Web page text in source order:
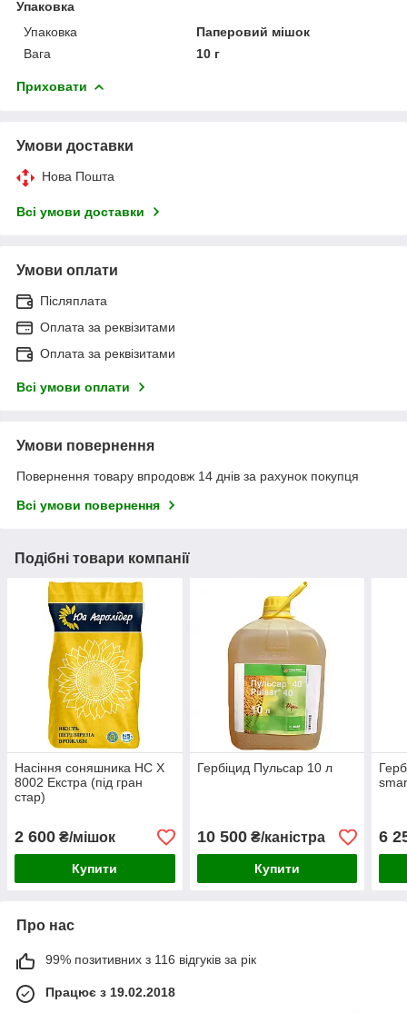
Упаковка
Упаковка
Паперовий мішок
Вага
10 г
Приховати
Умови доставки
Нова Пошта
Всі умови доставки
Умови оплати
Післяплата
Оплата за реквізитами
Оплата за реквізитами
Всі умови оплати
Умови повернення
Повернення товару впродовж 14 днів за рахунок покупця
Всі умови повернення
Подібні товари компанії
Насіння соняшника НС Х
8002 Екстра (під гран
стар)
2 600 ₴/мішок
Купити
Гербіцид Пульсар 10 л
10 500₴/каністра
Купити
6
Про нас
99% позитивних з 116 відгуків за рік
Працює з 19.02.2018